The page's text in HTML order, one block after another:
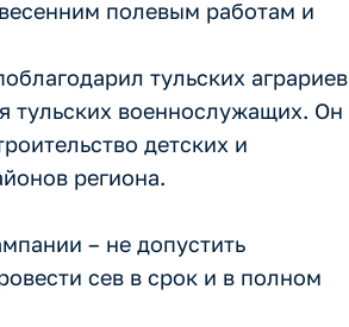
полевым работам и
тульских аграриев
тульских военнослужащих. Он
детских и
региона.
– не допустить
сев в срок и в полном